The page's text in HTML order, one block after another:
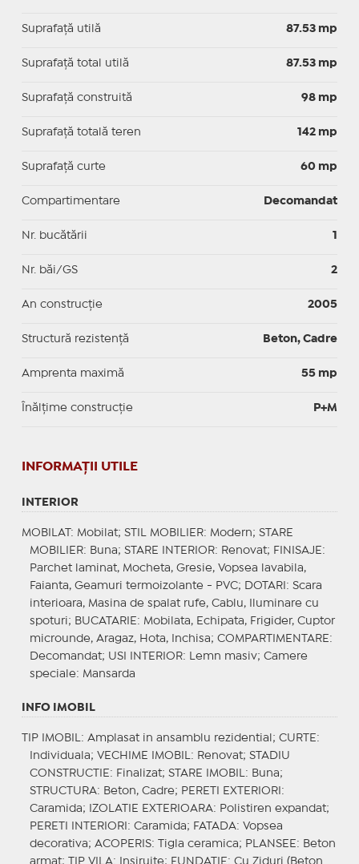
Suprafaţă utilă 87.53 mp
Suprafaţă total utilă 87.53 mp
Suprafaţă construită 98 mp
Suprafață totală teren 142 mp
Suprafaţă curte 60 mp
Compartimentare Decomandat
Nr. bucătării 1
Nr. băi/GS 2
An construcție 2005
Structură rezistență Beton, Cadre
Amprenta maximă 55 mp
Înălțime construcție P+M
INFORMAŢII UTILE
INTERIOR
MOBILAT : Mobilat; STIL MOBILIER: Modern; STARE
MOBILIER: Buna; STARE INTERIOR: Renovat; FINISAJE :
Parchet laminat, Mocheta, Gresie, Vopsea lavabila,
Faianta, Geamuri termoizolante - PVC;
DOTARI : Scara
interioara, Masina de spalat rufe, Cablu, Iluminare cu
spoturi; BUCATARIE : Mobilata, Echipata, Frigider, Cuptor
microunde, Aragaz, Hota, Inchisa; COMPARTIMENTARE :
Decomandat; USI INTERIOR: Lemn masiv; Camere
speciale: Mansarda
INFO IMOBIL
TIP IMOBIL : Amplasat in ansamblu rezidential; CURTE :
Individuala; VECHIME IMOBIL : Renovat; STADIU
CONSTRUCTIE : Finalizat; STARE IMOBIL : Buna;
STRUCTURA: Beton, Cadre; PERETI EXTERIORI :
Caramida;
IZOLATIE EXTERIOARA: Polistiren expandat;
PERETI INTERIORI : Caramida; FATADA: Vopsea
decorativa; ACOPERIS: Tigla ceramica; PLANSEE : Beton
armat;
TIP VILA: Insiruite; FUNDATIE : Cu Ziduri (Beton